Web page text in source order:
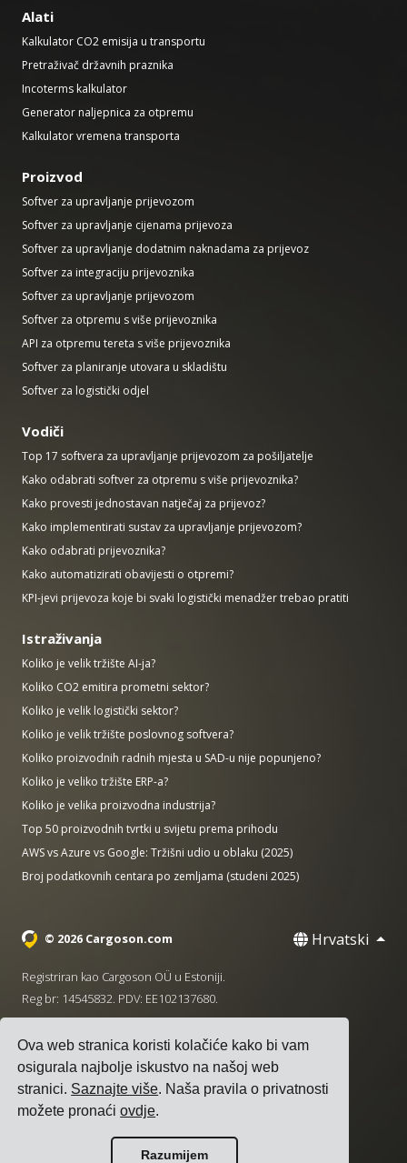
Ova web stranica koristi kolačiće kako bi vam
osigurala najbolje iskustvo na našoj web
stranici. Saznajte više. Naša pravila o privatnosti
možete pronaćiovdje.
Razumijem
Alati
Kalkulator CO2 emisija u transportu
Pretraživač državnih praznika
Incoterms kalkulator
Generator naljepnica za otpremu
Kalkulator vremena transporta
Proizvod
Softver za upravljanje prijevozom
Softver za upravljanje cijenama prijevoza
Softver za upravljanje dodatnim naknadama za prijevoz
Softver za integraciju prijevoznika
Softver za upravljanje prijevozom
Softver za otpremu s više prijevoznika
API za otpremu tereta s više prijevoznika
Softver za planiranje utovara u skladištu
Softver za logistički odjel
Vodiči
Top 17 softvera za upravljanje prijevozom za pošiljatelje
Kako odabrati softver za otpremu s više prijevoznika?
Kako provesti jednostavan natječaj za prijevoz?
Kako implementirati sustav za upravljanje prijevozom?
Kako odabrati prijevoznika?
Kako automatizirati obavijesti o otpremi?
KPI-jevi prijevoza koje bi svaki logistički menadžer trebao pratiti
Istraživanja
Koliko je velik tržište AI-ja?
Koliko CO2 emitira prometni sektor?
Koliko je velik logistički sektor?
Koliko je velik tržište poslovnog softvera?
Koliko proizvodnih radnih mjesta u SAD-u nije popunjeno?
Koliko je veliko tržište ERP-a?
Koliko je velika proizvodna industrija?
Top 50 proizvodnih tvrtki u svijetu prema prihodu
AWS vs Azure vs Google: Tržišni udio u oblaku (2025)
Broj podatkovnih centara po zemljama (studeni 2025)
© 2026 Cargoson.com Hrvatski
Registriran kao Cargoson OÜ u Estoniji.
Reg br: 14545832. PDV: EE102137680.
·
Uvjeti pružanja usluge| Pravila privatnosti
kolačićima